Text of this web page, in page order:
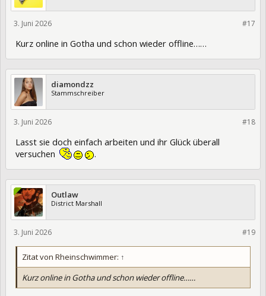
#17
3. Juni 2026
Kurz online in Gotha und schon wieder offline……
diamondzz
Stammschreiber
#18
3. Juni 2026
Lasst sie doch einfach arbeiten und ihr Glück überall
versuchen
.
Outlaw
District Marshall
#19
3. Juni 2026
Zitat von Rheinschwimmer: ↑
Kurz online in Gotha und schon wieder offline……